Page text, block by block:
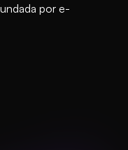
por e-